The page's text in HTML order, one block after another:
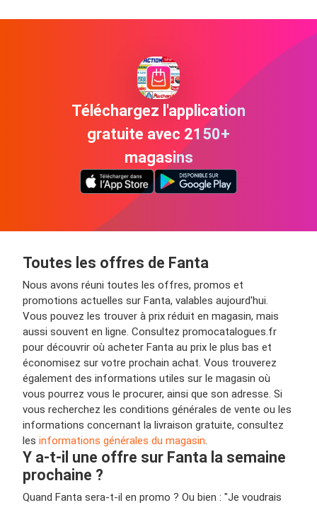
Téléchargez l'application
gratuite avec 2150+
magasins
Toutes les offres de Fanta
Nous avons réuni toutes les offres, promos et
promotions actuelles sur Fanta, valables aujourd'hui.
Vous pouvez les trouver à prix réduit en magasin, mais
aussi souvent en ligne. Consultez promocatalogues.fr
pour découvrir où acheter Fanta au prix le plus bas et
économisez sur votre prochain achat. Vous trouverez
également des informations utiles sur le magasin où
vous pourrez vous le procurer, ainsi que son adresse. Si
vous recherchez les conditions générales de vente ou les
informations concernant la livraison gratuite, consultez
les informations générales du magasin.
Y a-t-il une offre sur Fanta la semaine
prochaine ?
Quand Fanta sera-t-il en promo ? Ou bien : "Je voudrais